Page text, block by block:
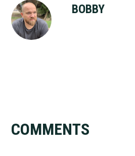
BOBBY
Interactions
COMMENTS